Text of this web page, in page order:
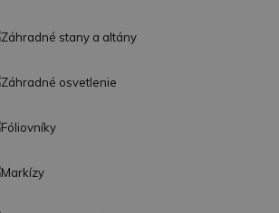
Záhradné stany a altány
Záhradné osvetlenie
Fóliovníky
Markízy